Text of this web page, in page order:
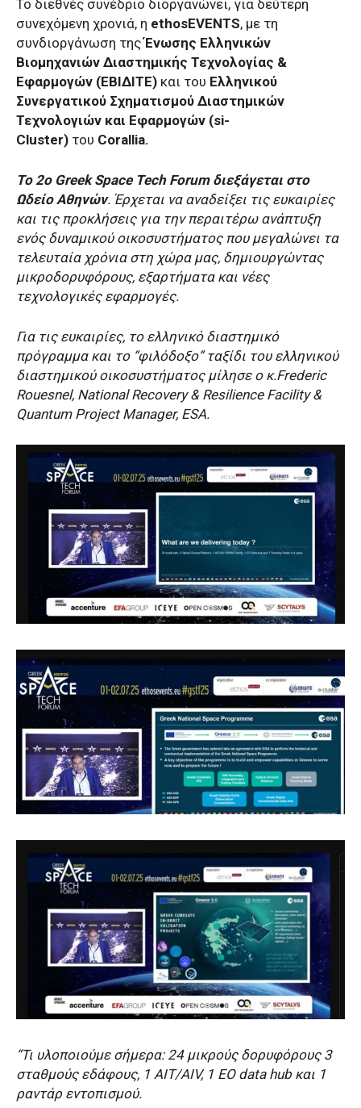
Το διεθνές συνέδριο διοργανώνει, για δεύτερη
συνεχόμενη χρονιά, η ethosEVENTS, με τη
συνδιοργάνωση τηςΈνωσης Ελληνικών
Βιομηχανιών Διαστημικής Τεχνολογίας &
Εφαρμογών (ΕΒΙΔΙΤΕ) και του Ελληνικού
Συνεργατικού Σχηματισμού Διαστημικών
Τεχνολογιών και Εφαρμογών (si-
Cluster) του Corallia.
Το 2οGreek Space Tech Forum διεξάγεται στο
Ωδείο Αθηνών. Έρχεται να αναδείξει τις ευκαιρίες
και τις προκλήσεις για την περαιτέρω ανάπτυξη
ενός δυναμικού οικοσυστήματος που μεγαλώνει τα
τελευταία χρόνια στη χώρα μας, δημιουργώντας
μικροδορυφόρους, εξαρτήματα και νέες
τεχνολογικές εφαρμογές.
Για τις ευκαιρίες, το ελληνικό διαστημικό
πρόγραμμα και το “φιλόδοξο” ταξίδι του ελληνικού
διαστημικού οικοσυστήματος μίλησε ο κ.Frederic
Rouesnel, National Recovery & Resilience Facility &
Quantum Project Manager, ESA.
“Τι υλοποιούμε σήμερα: 24 μικρούς δορυφόρους 3
σταθμούς εδάφους, 1 ΑΙΤ/ΑΙV, 1 EO data hub και 1
ραντάρ εντοπισμού.